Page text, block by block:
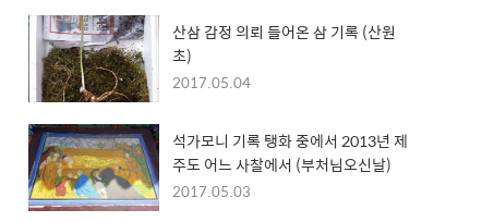
산삼 감정 의뢰 들어온 삼 기록 (산원
초)
2017.05.04
석가모니 기록 탱화 중에서 2013년 제
주도 어느 사찰에서 (부처님오신날)
2017.05.03